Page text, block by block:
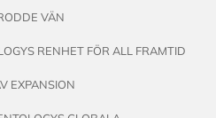
VÄN
RENHET FÖR ALL FRAMTID
EXPANSION